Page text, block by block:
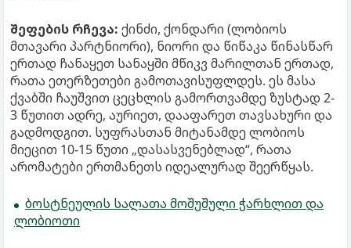
შეფების რჩევა: ქინძი, ქონდარი (ლობიოს
მთავარი პარტნიორი), ნიორი და წიწაკა წინასწარ
ერთად ჩანაყეთ სანაყში მწიკვ მარილთან ერთად,
რათა ეთერზეთები გამოთავისუფლდეს. ეს მასა
ქვაბში ჩაუშვით ცეცხლის გამორთვამდე ზუსტად 2-
3 წუთით ადრე, აურიეთ, დააფარეთ თავსახური და
გადმოდგით. სუფრასთან მიტანამდე ლობიოს
მიეცით 10-15 წუთი „დასასვენებლად“, რათა
არომატები ერთმანეთს იდეალურად შეერწყას.
ბოსტნეულის სალათა მოშუშული ჭარხლით და
ლობიოთი